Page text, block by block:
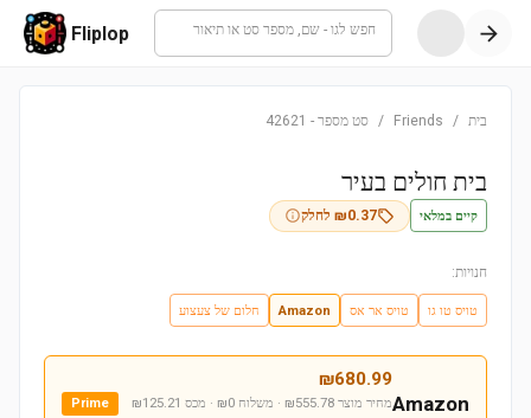
חפש לגו - שם, מספר סט או תיאור Fliplop
בית /
Friends
/ סט מספר -
42621
בית חולים בעיר
קיים במלאי ₪0.37 לחלק
חנויות:
טויס טו גו טויס אר אס Amazon חלום של צעצוע
Amazon
₪680.99
מחיר מוצר ₪555.78 · משלוח ₪0 · מכס ₪125.21
Prime